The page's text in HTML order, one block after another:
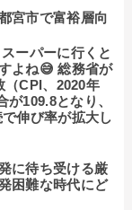
宮市で富裕層向
ーパーに行くと
よね😅 総務省が
（CPI、2020年
109.8となり、
伸び率が拡大し
に待ち受ける厳
困難な時代にど